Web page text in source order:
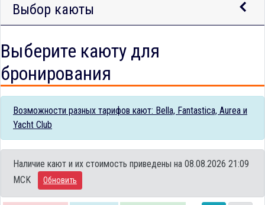
Выбор каюты
Выберите каюту для
бронирования
Возможности разных тарифов кают: Bella, Fantastica, Aurea и
Yacht Club
Наличие кают и их стоимость приведены на 08.08.2026 21:09
MCK
Обновить